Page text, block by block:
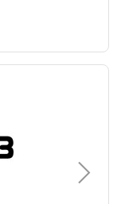
Clavier